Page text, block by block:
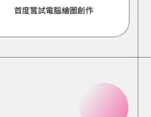
首度嘗試電腦繪圖創作